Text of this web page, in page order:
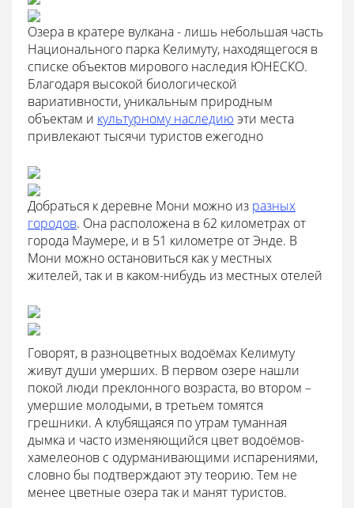
Озера в кратере вулкана - лишь небольшая часть
Национального парка Келимуту, находящегося в
списке объектов мирового наследия ЮНЕСКО.
Благодаря высокой биологической
вариативности, уникальным природным
объектам и культурному наследию эти места
привлекают тысячи туристов ежегодно
Добраться к деревне Мони можно из разных
городов. Она расположена в 62 километрах от
города Маумере, и в 51 километре от Энде. В
Мони можно остановиться как у местных
жителей, так и в каком-нибудь из местных отелей
Говорят, в разноцветных водоёмах Келимуту
живут души умерших. В первом озере нашли
покой люди преклонного возраста, во втором –
умершие молодыми, в третьем томятся
грешники. А клубящаяся по утрам туманная
дымка и часто изменяющийся цвет водоёмов-
хамелеонов с одурманивающими испарениями,
словно бы подтверждают эту теорию. Тем не
менее цветные озера так и манят туристов.